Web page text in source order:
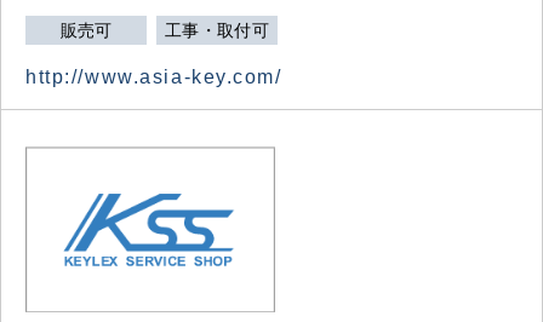
販売可 工事・取付可
http://www.asia-key.com/